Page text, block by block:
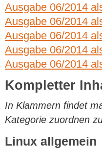
Ausgabe 06/2014
Ausgabe 06/2014
Ausgabe 06/2014
Ausgabe 06/2014
Ausgabe 06/2014
Kompletter
In Klammern findet
Kategorie zuordnen
Linux allgemein